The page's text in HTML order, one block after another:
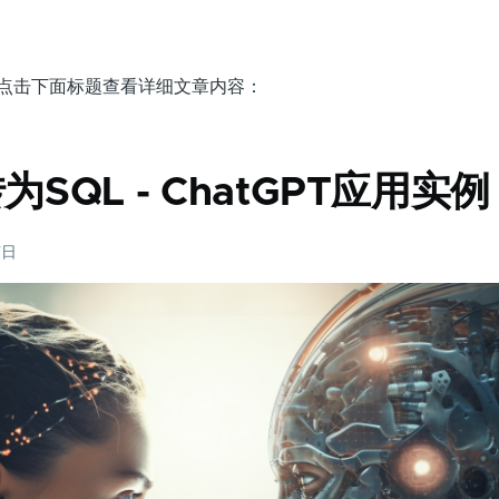
击下面标题查看详细文章内容：
SQL - ChatGPT应用实例